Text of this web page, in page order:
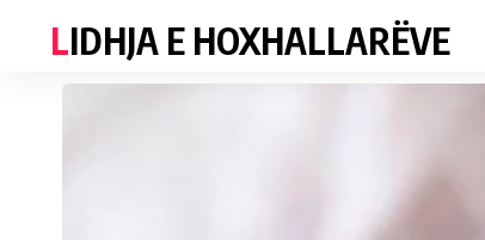
LIDHJA E HOXHALLARËVE